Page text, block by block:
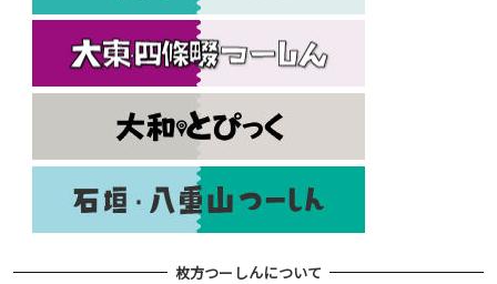
枚方つーしんについて